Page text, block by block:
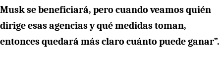
Musk se beneficiará, pero cuando veamos quién
dirige esas agencias y qué medidas toman,
entonces quedará más claro cuánto puede ganar”.